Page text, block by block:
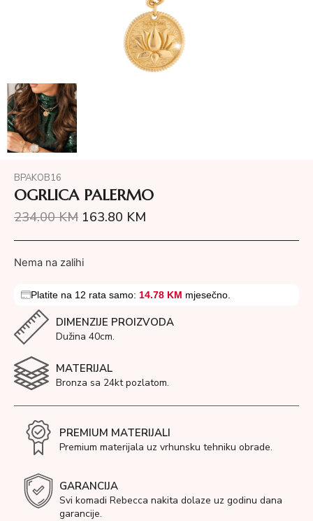
BPAKOB16
OGRLICA PALERMO
234.00KM 163.80 KM
Nema na zalihi
Platite na 12 rata samo: 14.78 KM mjesečno.
DIMENZIJE PROIZVODA
Dužina 40cm.
MATERIJAL
Bronza sa 24kt pozlatom.
PREMIUM MATERIJALI
Premium materijala uz vrhunsku tehniku obrade.
GARANCIJA
Svi komadi Rebecca nakita dolaze uz godinu dana
garancije.